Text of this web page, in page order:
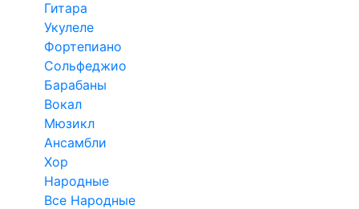
Гитара
Укулеле
Фортепиано
Сольфеджио
Барабаны
Вокал
Мюзикл
Ансамбли
Хор
Народные
Все Народные